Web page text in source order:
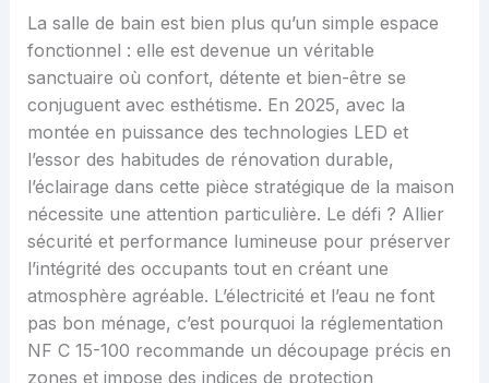
La salle de bain est bien plus qu’un simple espace
fonctionnel : elle est devenue un véritable
sanctuaire où confort, détente et bien-être se
conjuguent avec esthétisme. En 2025, avec la
montée en puissance des technologies LED et
l’essor des habitudes de rénovation durable,
l’éclairage dans cette pièce stratégique de la maison
nécessite une attention particulière. Le défi ? Allier
sécurité et performance lumineuse pour préserver
l’intégrité des occupants tout en créant une
atmosphère agréable. L’électricité et l’eau ne font
pas bon ménage, c’est pourquoi la réglementation
NF C 15-100 recommande un découpage précis en
zones et impose des indices de protection